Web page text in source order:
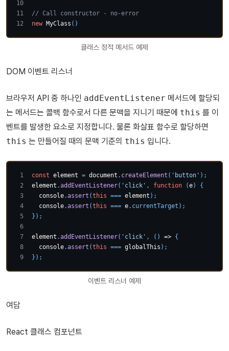
// Call constructor - no-error
new MyClass ( )
클래스 정적 메서드 예제
DOM 이벤트 리스너
브라우저 API 중 하나인 addEventListener 메서드에 할당되
는 메서드는 콜백 함수로서 다른 문맥을 지니기 때문에 this 를 이
벤트를 발생한 요소로 지정합니다. 물론 화살표 함수로 할당하면
this 는 만들어질 때의 문맥 기준의 this 입니다.
const element = document . createElement ( 'button' ) ;
element .addEventListener( 'click' , function (e)
{
console.assert (this === element ) ;
console.assert (this === e. currentTarget ) ;
} ) ;
element .addEventListener( 'click' , ( ) => {
console.assert (this === globalThis ) ;
} ) ;
이벤트 리스너 예제
여담
React 클래스 컴포넌트